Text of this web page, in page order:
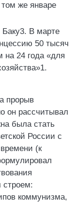
же январе
В марте
50 тысяч
на 24 года «для
прорыв
он рассчитывал
была стать
России с
(к
строем:
коммунизма,